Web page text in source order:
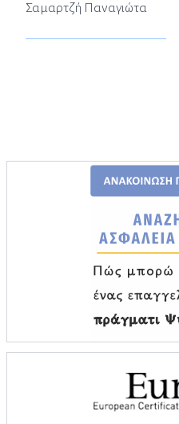
Σαμαρτζή Παναγιώτα